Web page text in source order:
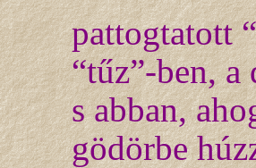
pattogtatott
“tűz”-ben, a
s abban,
gödörbe